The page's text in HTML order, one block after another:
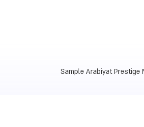
Sample Arabiyat Prestige